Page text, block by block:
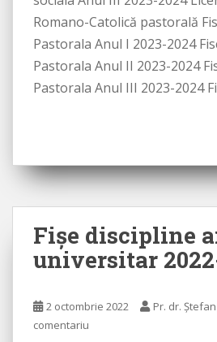
Romano-Catolică pastorală
Pastorala Anul I 2023-2024
Pastorala Anul II 2023-2024
Pastorala Anul III 2023-2024
Fişe discipline
universitar
2 octombrie 2022 Pr. dr.
comentariu